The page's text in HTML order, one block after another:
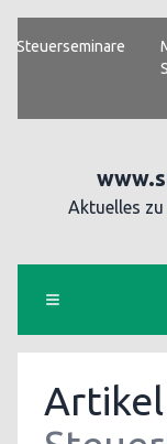
Steuerseminare
Aktuelles